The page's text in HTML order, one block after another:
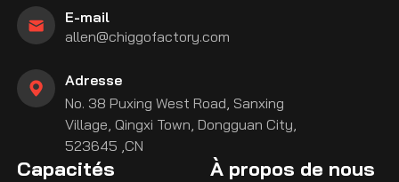
E-mail
allen@chiggofactory.com
Adresse
No. 38 Puxing West Road, Sanxing
Village, Qingxi Town, Dongguan City,
523645 ,CN
Capacités À propos de nous